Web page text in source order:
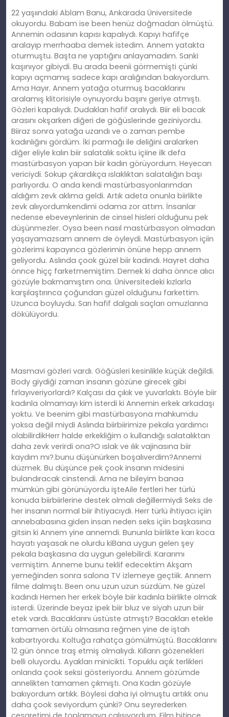
22 yaşıındaki Ablam Banu, Ankarada Üniversitede
okuyordu. Babam ise been henüz doğmadan ölmüştü.
Annemin odasının kapısı kapalıydı. Kapıyı hafifçe
aralayıp merrhaaba demek istedim. Annem yatakta
oturmuştu. Başta ne yaptığını anlayamadım. Sanki
kaşınıyor gibiydi. Bu arada beenii görmemişti çünki
kapıyı açmamış sadece kapı aralığından bakıyordum.
Ama Hayır. Annem yatağa oturmuş bacaklarını
aralamış klitorisiyle oynuyordu başını geriye atmıştı.
Gözleri kapalıydı. Dudakları hafif aralıydı. Biir eli bacak
arasını okşarken diğeri de göğüslerinde geziniyordu.
Biiraz sonra yatağa uzandı ve o zaman pembe
kadınlığını gördüm. İki parmağı ile deliğini aralarken
diğer eliyle kalın biir salatalık soktu içiine ilk defa
mastürbasyon yapan biir kadın görüyordum. Heyecan
vericiydi. Sokup çıkardıkça ıslaklıktan salatalığın başı
parlıyordu. O anda kendi mastürbasyonlarımdan
aldığım zevk aklıma geldi. Artık adeta onunla biirlikte
zevk alııyordumkendimi odama zor attım. İnsanlar
nedense ebeveynlerinin de cinsel hisleri olduğunu pek
düşünmezler. Oysa been nasıl mastürbasyon olmadan
yaşayamazsam annem de öyleydi. Mastürbasyon içiin
gözlerimi kapayınca gözlerimin önüne hepp annem
geliyordu. Aslında çook güzel biir kadındı. Hayret daha
önnce hiçç farketmemiştim. Demek ki daha önnce alıcı
gözüyle bakmamıştım ona. Üniversitedeki kızlarla
karşılaştırınca çoğundan güzel olduğunu farkettim.
Uzunca boyluydu. Sarı hafif dalgalı saçları omuzlarına
dökülüyordu.
Masmavi gözleri vardı. Göğüsleri kesinlikle küçük değildi.
Body giydiği zaman insanın gözüne girecek gibi
fırlayıveriyorlardı? Kalçası da çıkık ve yuvarlaktı. Böyle biir
kadınla olmamayı kim isterdi ki Annemin erkek arkadaşı
yoktu. Ve beenim gibi mastürbasyona mahkumdu
yoksa değil miydi Aslında biirbiirimize pekala yardımcı
olabilirdikHerr halde erkekliğim o kullandığı salatalıktan
daha zevk verirdi ona?O ıslak ve ılık vajinasına biir
kaydım mı?.bunu düşünürken boşalıverdim?Annemi
düzmek. Bu düşünce pek çook insanın midesini
bulandıracak cinstendi. Ama ne bileyim banaa
mümkün gibi görünüyordu işteAile fertleri her türlü
konuda biirbiirlerine destek olmalı değillermiydi Seks de
her insanın normal biir ihtiyacıydı. Herr türlü ihtiyacı içiin
annebabasına giden insan neden seks içiin başkasına
gitsin ki Annem yine annemdi. Bununla biirlikte karı koca
hayatı yaşasak ne olurdu kiBana uygun gelen şey
pekala başkasına da uygun gelebilirdi. Kararımı
vermiştim. Anneme bunu teklif edecektim Akşam
yemeğinden sonra salona TV izlemeye geçtiik. Annem
filme dalmıştı. Been onu uzun uzun süzdüm. Ne güzel
kadındı Hemen her erkek böyle biir kadınla biirlikte olmak
isterdi. Üzerinde beyaz ipek biir bluz ve siyah uzun biir
etek vardı. Bacaklarını üstüste atmıştı? Bacakları etekle
tamamen örtülü olmasına reğmen yine de iştah
kabartıyordu. Koltuğa rahatça gömülmüştü. Bacaklarını
12 gün önnce traş etmiş olmalıydı. Kılların gözenekleri
belli oluyordu. Ayakları minicikti. Topuklu açık terlikleri
onlarıda çook seksi gösteriyordu. Annem gözümde
annelikten tamamen çıkmıştı. Ona Kadın gözüyle
bakıyordum artıkk. Böylesi daha iyi olmuştu artıkk onu
daha çook seviyordum çünki? Onu seyrederken